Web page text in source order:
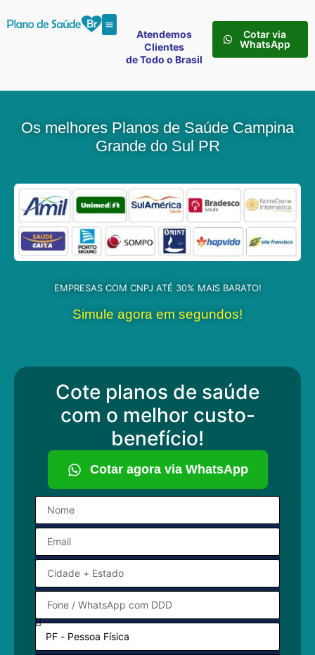
Atendemos
Clientes
de Todo o Brasil
Cotar via
WhatsApp
Os melhores Planos de Saúde Campina
Grande do Sul PR
EMPRESAS COM CNPJ ATÉ 30% MAIS BARATO!
Simule agora em segundos!
Cote planos de saúde
com o melhor custo-
benefício!
Cotar agora via WhatsApp